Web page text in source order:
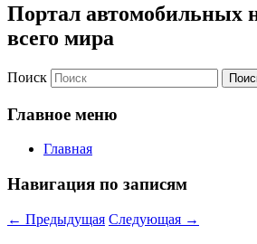
Портал автомобильных
всего мира
Поиск
Главное меню
Главная
Навигация по записям
← Предыдущая Следующая →